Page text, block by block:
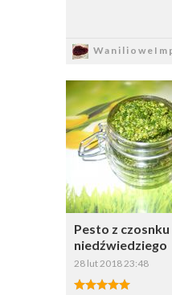
Pesto z czosnku
niedźwiedziego
28 lut 2018 23:48
Dodaj do